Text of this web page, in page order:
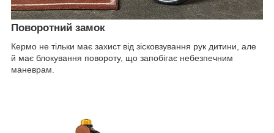
Поворотний замок
Кермо не тільки має захист від зісковзування рук дитини, але
й має блокування повороту, що запобігає небезпечним
маневрам.